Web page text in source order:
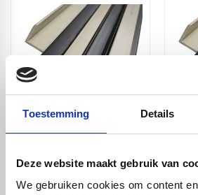
Toestemming Details
Deze website maakt gebruik van
We gebruiken cookies om content
PE300 U-profiel
- 5m
€ 74,80
-
€